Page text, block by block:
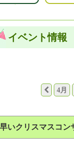
イベント情報
4月
いクリスマスコン